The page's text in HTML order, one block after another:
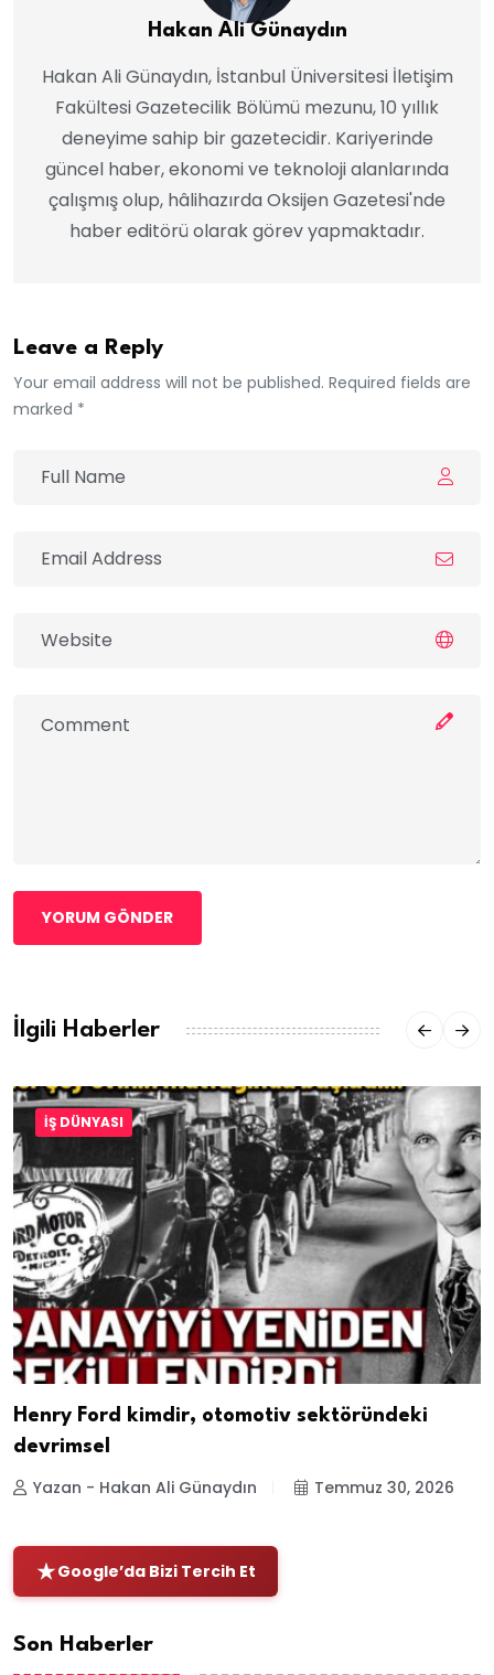
Hakan Ali Günaydın
Hakan Ali Günaydın, İstanbul Üniversitesi İletişim
Fakültesi Gazetecilik Bölümü mezunu, 10 yıllık
deneyime sahip bir gazetecidir. Kariyerinde
güncel haber, ekonomi ve teknoloji alanlarında
çalışmış olup, hâlihazırda Oksijen Gazetesi'nde
haber editörü olarak görev yapmaktadır.
Leave a Reply
Your email address will not be published. Required fields are
marked *
YORUM GÖNDER
İlgili Haberler
İŞ DÜNYASI
Henry Ford kimdir, otomotiv sektöründeki
devrimsel
Yazan - Hakan Ali Günaydın Temmuz 30, 2026
Google’da Bizi Tercih Et
Son Haberler